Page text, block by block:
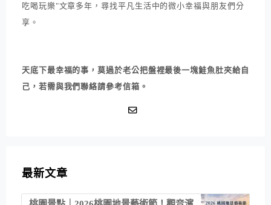
吃喝玩樂"文章多年，尋找平凡生活中的微小幸福與朋友們分
享。
天底下最幸福的事，莫過於老公把盤裡最後一塊鮭魚肚夾給自
己，若需與我們聯絡請參考信箱。
最新文章